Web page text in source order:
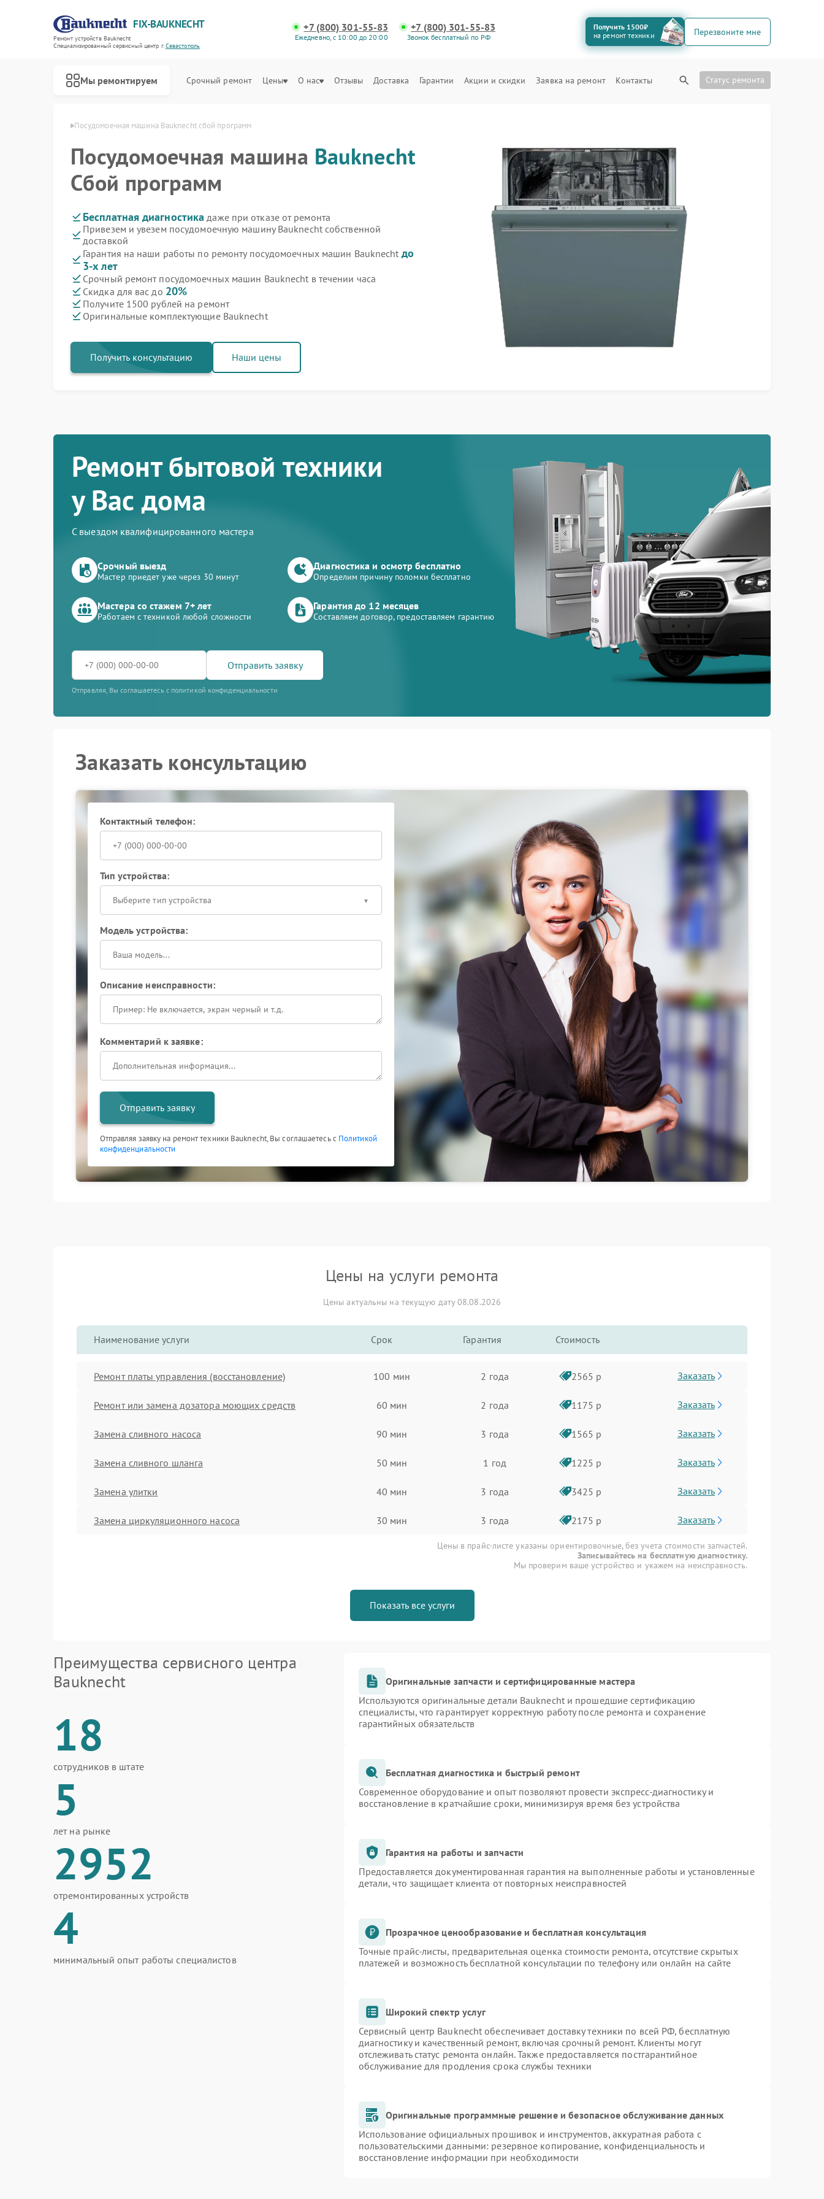
FIX-BAUKNECHT
Ремонт устройств Bauknecht
Специализированный cервисный центр г.Севастополь
+7 (800) 301-55-83
Ежедневно, с 10:00 до 20:00
+7 (800) 301-55-83
Звонок бесплатный по РФ
Получить 1500₽
на ремонт техники
Перезвоните мне
Мы ремонтируем Срочный ремонт Цены О нас Отзывы Доставка Гарантии Акции и скидки Заявка на ремонт Контакты Статус ремонта
Посудомоечная машина Bauknecht сбой программ
Посудомоечная машина Bauknecht
Сбой программ
Бесплатная диагностика даже при отказе от ремонта
Привезем и увезем посудомоечную машину Bauknecht собственной
доставкой
Гарантия на наши работы по ремонту посудомоечных машин Bauknecht до
3-х лет
Срочный ремонт посудомоечных машин Bauknecht в течении часа
Скидка для вас до 20%
Получите 1500 рублей на ремонт
Оригинальные комплектующие Bauknecht
Получить консультацию Наши цены
Ремонт бытовой техники
у Вас дома
С выездом квалифицированного мастера
Срочный выезд
Мастер приедет уже через 30 минут
Диагностика и осмотр бесплатно
Определим причину поломки бесплатно
Мастера со стажем 7+ лет
Работаем с техникой любой сложности
Гарантия до 12 месяцев
Составляем договор, предоставляем гарантию
Отправить заявку
Отправляя, Вы соглашаетесь с политикой конфиденциальности
Заказать консультацию
Контактный телефон:
Тип устройства:
Выберите тип устройства
Модель устройства:
Описание неисправности:
Комментарий к заявке:
Отправить заявку
Отправляя заявку на ремонт техники Bauknecht, Вы соглашаетесь с Политикой
конфиденциальности
Цены на услуги ремонта
Цены актуальны на текущую дату 08.08.2026
Наименование услуги Срок Гарантия Стоимость
Ремонт платы управления (восстановление) 100 мин 2 года 2565 р Заказать
Ремонт или замена дозатора моющих средств 60 мин 2 года 1175 р Заказать
Замена сливного насоса 90 мин 3 года 1565 р Заказать
Замена сливного шланга 50 мин 1 год 1225 р Заказать
Замена улитки 40 мин 3 года 3425 р Заказать
Замена циркуляционного насоса 30 мин 3 года 2175 р Заказать
Цены в прайс-листе указаны ориентировочные, без учета стоимости запчастей.
Записывайтесь на бесплатную диагностику.
Мы проверим ваше устройство и укажем на неисправность.
Показать все услуги
Преимущества сервисного центра
Bauknecht
18
сотрудников в штате
5
лет на рынке
2952
отремонтированных устройств
4
минимальный опыт работы специалистов
Оригинальные запчасти и сертифицированные мастера
Используются оригинальные детали Bauknecht и прошедшие сертификацию
специалисты, что гарантирует корректную работу после ремонта и сохранение
гарантийных обязательств
Бесплатная диагностика и быстрый ремонт
Современное оборудование и опыт позволяют провести экспресс-диагностику и
восстановление в кратчайшие сроки, минимизируя время без устройства
Гарантия на работы и запчасти
Предоставляется документированная гарантия на выполненные работы и установленные
детали, что защищает клиента от повторных неисправностей
Прозрачное ценообразование и бесплатная консультация
Точные прайс-листы, предварительная оценка стоимости ремонта, отсутствие скрытых
платежей и возможность бесплатной консультации по телефону или онлайн на сайте
Широкий спектр услуг
Сервисный центр Bauknecht обеспечивает доставку техники по всей РФ, бесплатную
диагностику и качественный ремонт, включая срочный ремонт. Клиенты могут
отслеживать статус ремонта онлайн. Также предоставляется постгарантийное
обслуживание для продления срока службы техники
Оригинальные программные решение и безопасное обслуживание данных
Использование официальных прошивок и инструментов, аккуратная работа с
пользовательскими данными: резервное копирование, конфиденциальность и
восстановление информации при необходимости